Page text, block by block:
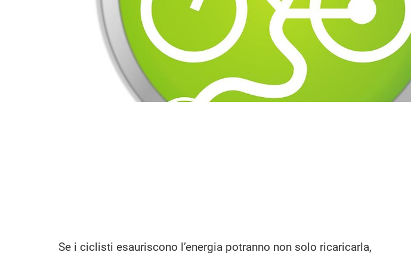
Se i ciclisti esauriscono l’energia potranno non solo ricaricarla,